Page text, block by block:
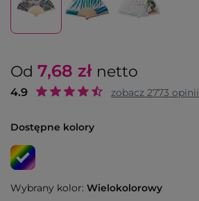
Od 7,68 zł netto
4.9 zobacz 2773 opinii
Dostępne kolory
Wybrany kolor: Wielokolorowy